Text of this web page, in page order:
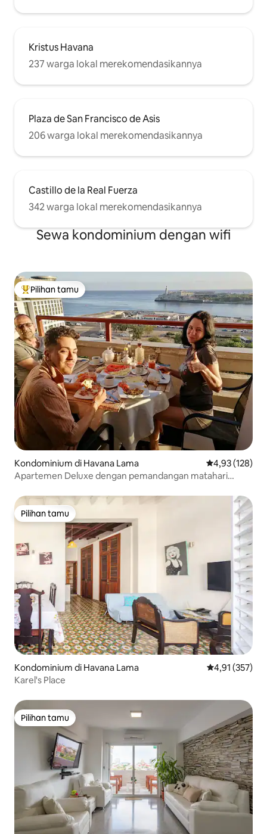
Kristus Havana
237 warga lokal merekomendasikannya
Plaza de San Francisco de Asis
206 warga lokal merekomendasikannya
Castillo de la Real Fuerza
342 warga lokal merekomendasikannya
Sewa kondominium dengan wifi
Pilihan tamu terpopuler
Pilihan tamu
Kondominium di Havana Lama Nilai rata-rata
4,93 (128)
Apartemen Deluxe dengan pemandangan matahari
Pilihan tamu
Pilihan tamu
Kondominium di Havana Lama Nilai rata-rata
4,91 (357)
Karel's Place
Pilihan tamu
Pilihan tamu